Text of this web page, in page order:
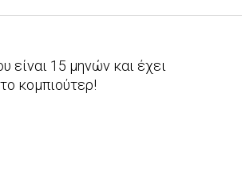
είναι 15 μηνών και έχει
κομπιούτερ!